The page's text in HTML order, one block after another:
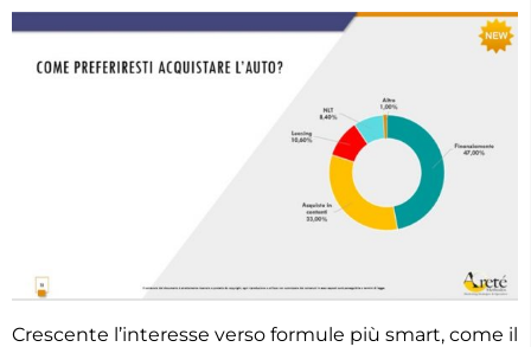
Crescente l’interesse verso formule più smart, come il